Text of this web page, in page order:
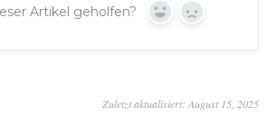
Artikel geholfen? Yes No
Zuletzt aktualisiert: August 15, 2025